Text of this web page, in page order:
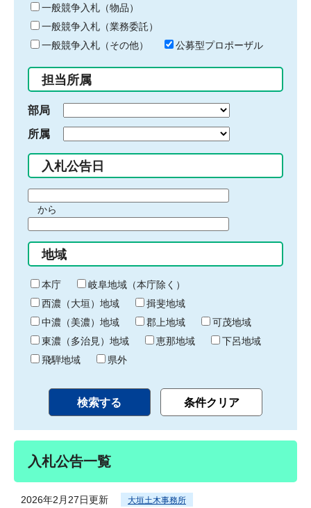
ワ
ー
ド
入
力
一般競争入札（物品）
一般競争入札（業務委託）
一般競争入札（その他）
公募型プロポーザル
担当所属
部局
所属
入札公告日
間
始
り
から
間
終
わ
り
地域
本庁
岐阜地域（本庁除く）
西濃（大垣）地域
揖斐地域
中濃（美濃）地域
郡上地域
可茂地域
東濃（多治見）地域
恵那地域
下呂地域
飛騨地域
県外
入札公告一覧
2026年2月27日更新 大垣土木事務所